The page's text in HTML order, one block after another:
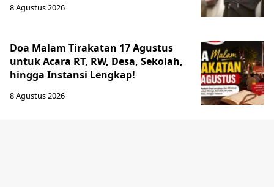
8 Agustus 2026
Doa Malam Tirakatan 17 Agustus
untuk Acara RT, RW, Desa, Sekolah,
hingga Instansi Lengkap!
8 Agustus 2026